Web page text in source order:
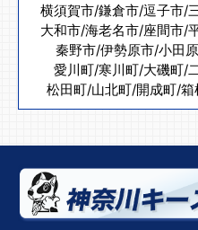
横須賀市/鎌倉市/逗子市/
大和市/海老名市/座間市/
秦野市/伊勢原市/小田
愛川町/寒川町/大磯町/
松田町/山北町/開成町/箱